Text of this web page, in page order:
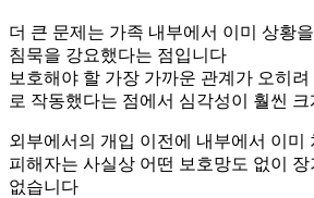
더 큰 문제는 가족 내부에서 이미 상황
침묵을 강요했다는 점입니다
보호해야 할 가장 가까운 관계가 오히
로 작동했다는 점에서 심각성이 훨씬
외부에서의 개입 이전에 내부에서 이미
피해자는 사실상 어떤 보호망도 없이
없습니다